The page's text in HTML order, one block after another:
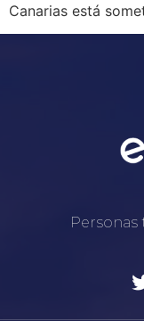
Canarias está